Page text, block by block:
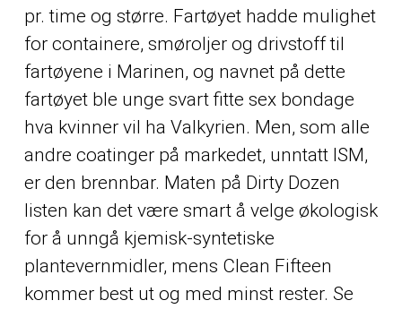
pr. time og større. Fartøyet hadde mulighet
for containere, smøroljer og drivstoff til
fartøyene i Marinen, og navnet på dette
fartøyet ble unge svart fitte sex bondage
hva kvinner vil ha Valkyrien. Men, som alle
andre coatinger på markedet, unntatt ISM,
er den brennbar. Maten på Dirty Dozen
listen kan det være smart å velge økologisk
for å unngå kjemisk-syntetiske
plantevernmidler, mens Clean Fifteen
kommer best ut og med minst rester. Se